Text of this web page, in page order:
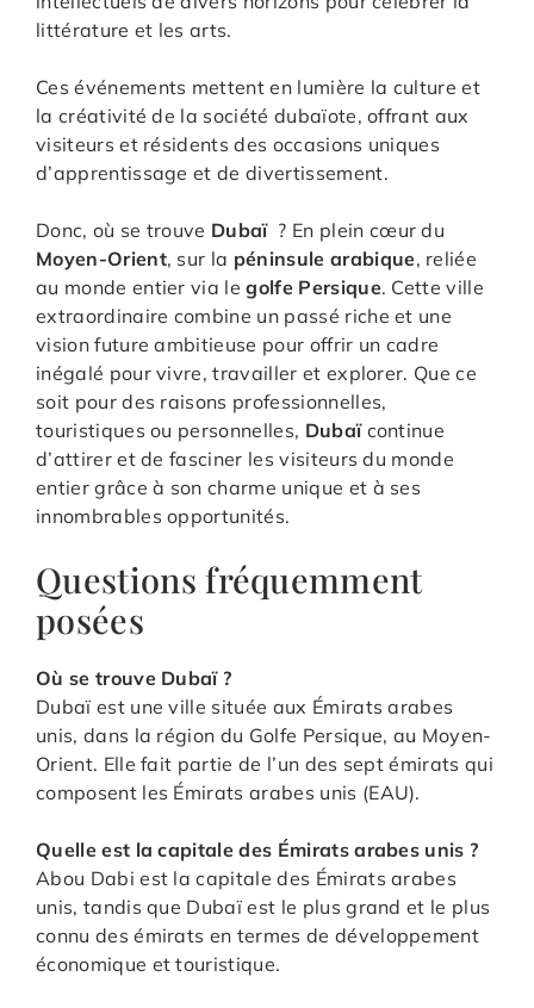
littérature et les arts.
Ces événements mettent en lumière la culture et
la créativité de la société dubaïote, offrant aux
visiteurs et résidents des occasions uniques
d’apprentissage et de divertissement.
Donc, où se trouve Dubaï? En plein cœur du
Moyen-Orient, sur la péninsule arabique, reliée
au monde entier via legolfe Persique. Cette ville
extraordinaire combine un passé riche et une
vision future ambitieuse pour offrir un cadre
inégalé pour vivre, travailler et explorer. Que ce
soit pour des raisons professionnelles,
touristiques ou personnelles, Dubaïcontinue
d’attirer et de fasciner les visiteurs du monde
entier grâce à son charme unique et à ses
innombrables opportunités.
Questions fréquemment
posées
Où se trouve Dubaï ?
Dubaï est une ville située aux Émirats arabes
unis, dans la région du Golfe Persique, au Moyen-
Orient. Elle fait partie de l’un des sept émirats qui
composent les Émirats arabes unis (EAU).
Quelle est la capitale des Émirats arabes unis ?
Abou Dabi est la capitale des Émirats arabes
unis, tandis que Dubaï est le plus grand et le plus
connu des émirats en termes de développement
économique et touristique.